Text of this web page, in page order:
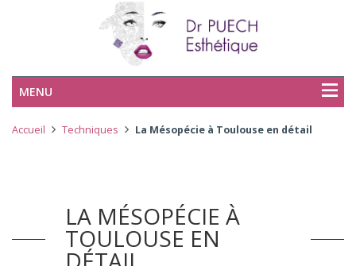
MENU
Accueil Techniques La Mésopécie à Toulouse en détail
LA MÉSOPÉCIE À
TOULOUSE EN